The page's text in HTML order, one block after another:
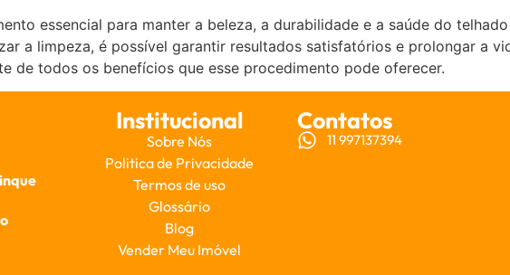
essencial para manter a beleza, a durabilidade e a saúde do
a limpeza, é possível garantir resultados satisfatórios e prolongar a
de todos os benefícios que esse procedimento pode oferecer.
Institucional
Sobre Nós
Politica de Privacidade
Termos de uso
Glossário
Blog
Vender Meu Imóvel
Contatos
11 997137394